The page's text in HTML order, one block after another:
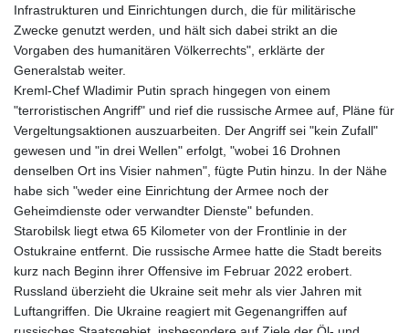
Infrastrukturen und Einrichtungen durch, die für militärische
Zwecke genutzt werden, und hält sich dabei strikt an die
Vorgaben des humanitären Völkerrechts", erklärte der
Generalstab weiter.
Kreml-Chef Wladimir Putin sprach hingegen von einem
"terroristischen Angriff" und rief die russische Armee auf, Pläne für
Vergeltungsaktionen auszuarbeiten. Der Angriff sei "kein Zufall"
gewesen und "in drei Wellen" erfolgt, "wobei 16 Drohnen
denselben Ort ins Visier nahmen", fügte Putin hinzu. In der Nähe
habe sich "weder eine Einrichtung der Armee noch der
Geheimdienste oder verwandter Dienste" befunden.
Starobilsk liegt etwa 65 Kilometer von der Frontlinie in der
Ostukraine entfernt. Die russische Armee hatte die Stadt bereits
kurz nach Beginn ihrer Offensive im Februar 2022 erobert.
Russland überzieht die Ukraine seit mehr als vier Jahren mit
Luftangriffen. Die Ukraine reagiert mit Gegenangriffen auf